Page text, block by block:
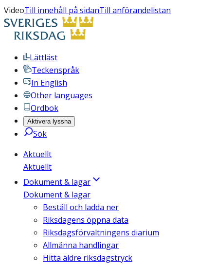
VideoTill innehåll på sidanTill anförandelistan
Lättläst
Teckenspråk
In English
Other languages
Ordbok
Aktivera lyssna
Sök
Aktuellt
Aktuellt
Dokument & lagar
Dokument & lagar
Beställ och ladda ner
Riksdagens öppna data
Riksdagsförvaltningens diarium
Allmänna handlingar
Hitta äldre riksdagstryck